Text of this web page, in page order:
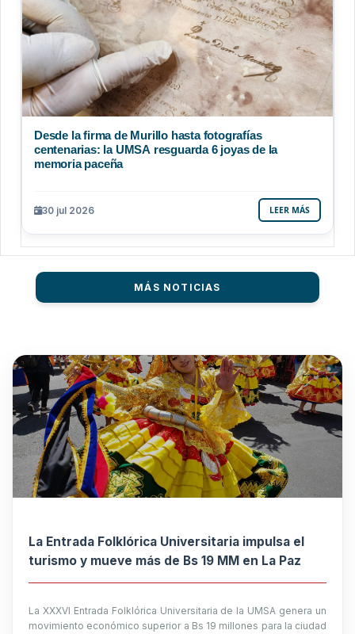
Desde la firma de Murillo hasta fotografías
centenarias: la UMSA resguarda 6 joyas de la
memoria paceña
30 jul 2026 LEER MÁS
MÁS NOTICIAS
La Entrada Folklórica Universitaria impulsa el
turismo y mueve más de Bs 19 MM en La Paz
La XXXVI Entrada Folklórica Universitaria de la UMSA genera un
movimiento económico superior a Bs 19 millones para la ciudad